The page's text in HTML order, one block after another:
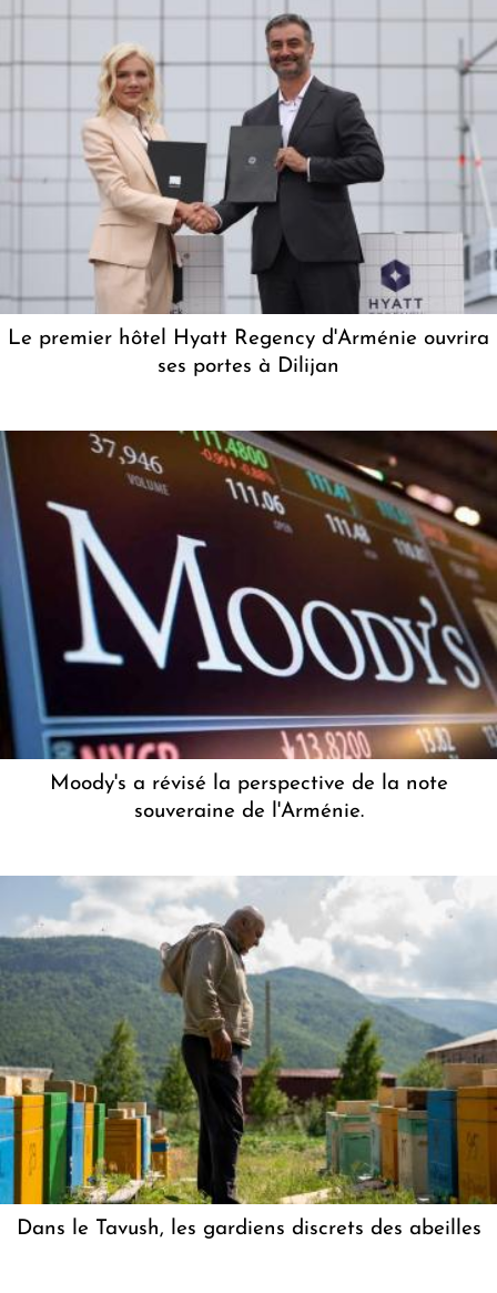
Le premier hôtel Hyatt Regency d'Arménie ouvrira
ses portes à Dilijan
Moody's a révisé la perspective de la note
souveraine de l'Arménie.
Dans le Tavush, les gardiens discrets des abeilles